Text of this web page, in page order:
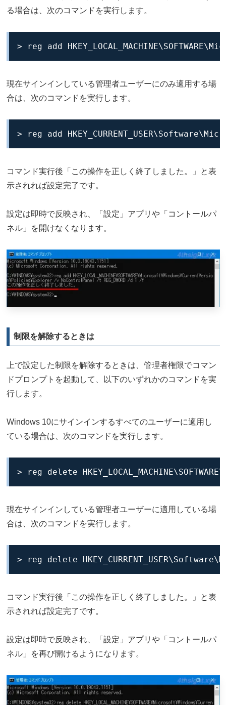
る場合は、次のコマンドを実行します。
> reg add
現在サインインしている管理者ユーザーにのみ適用する場
合は、次のコマンドを実行します。
> reg add
コマンド実行後「この操作を正しく終了しました。」と表
示されれば設定完了です。
設定は即時で反映され、「設定」アプリや「コントールパ
ネル」を開けなくなります。
制限を解除するときは
上で設定した制限を解除するときは、管理者権限でコマン
ドプロンプトを起動して、以下のいずれかのコマンドを実
行します。
Windows 10にサインインするすべてのユーザーに適用し
ている場合は、次のコマンドを実行します。
> reg delete
現在サインインしている管理者ユーザーに適用している場
合は、次のコマンドを実行します。
> reg delete
コマンド実行後「この操作を正しく終了しました。」と表
示されれば設定完了です。
設定は即時で反映され、「設定」アプリや「コントールパ
ネル」を再び開けるようになります。